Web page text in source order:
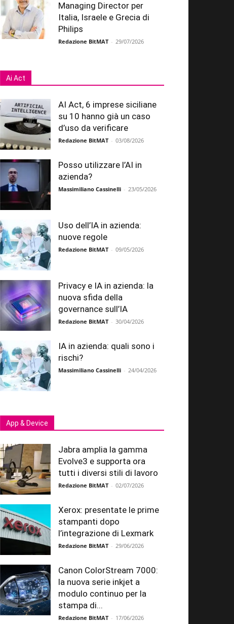
Managing Director per
Italia, Israele e Grecia di
Philips
Redazione BitMAT - 29/07/2026
Ai Act
AI Act, 6 imprese siciliane
su 10 hanno già un caso
d’uso da verificare
Redazione BitMAT - 03/08/2026
Posso utilizzare l’AI in
azienda?
Massimiliano Cassinelli - 23/05/2026
Uso dell’IA in azienda:
nuove regole
Redazione BitMAT - 09/05/2026
Privacy e IA in azienda: la
nuova sfida della
governance sull’IA
Redazione BitMAT - 30/04/2026
IA in azienda: quali sono i
rischi?
Massimiliano Cassinelli - 24/04/2026
App & Device
Jabra amplia la gamma
Evolve3 e supporta ora
tutti i diversi stili di lavoro
Redazione BitMAT - 02/07/2026
Xerox: presentate le prime
stampanti dopo
l’integrazione di Lexmark
Redazione BitMAT - 29/06/2026
Canon ColorStream 7000:
la nuova serie inkjet a
modulo continuo per la
stampa di...
Redazione BitMAT - 17/06/2026